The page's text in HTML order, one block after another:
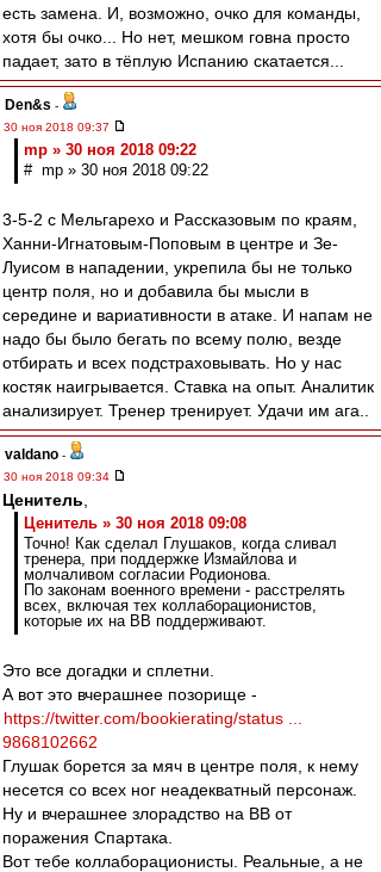
есть замена. И, возможно, очко для команды,
хотя бы очко... Но нет, мешком говна просто
падает, зато в тёплую Испанию скатается...
Den&s -
30 ноя 2018 09:37
mp » 30 ноя 2018 09:22
# mp » 30 ноя 2018 09:22
3-5-2 с Мельгарехо и Рассказовым по краям,
Ханни-Игнатовым-Поповым в центре и Зе-
Луисом в нападении, укрепила бы не только
центр поля, но и добавила бы мысли в
середине и вариативности в атаке. И напам не
надо бы было бегать по всему полю, везде
отбирать и всех подстраховывать. Но у нас
костяк наигрывается. Ставка на опыт. Аналитик
анализирует. Тренер тренирует. Удачи им ага..
valdano -
30 ноя 2018 09:34
Ценитель
Ценитель » 30 ноя 2018 09:08
Точно! Как сделал Глушаков, когда сливал
тренера, при поддержке Измайлова и
молчаливом согласии Родионова.
По законам военного времени - расстрелять
всех, включая тех коллаборационистов,
которые их на ВВ поддерживают.
Это все догадки и сплетни.
А вот это вчерашнее позорище -
https://twitter.com/bookierating/status ...
9868102662
Глушак борется за мяч в центре поля, к нему
несется со всех ног неадекватный персонаж.
Ну и вчерашнее злорадство на ВВ от
поражения Спартака.
Вот тебе коллаборационисты. Реальные, а не